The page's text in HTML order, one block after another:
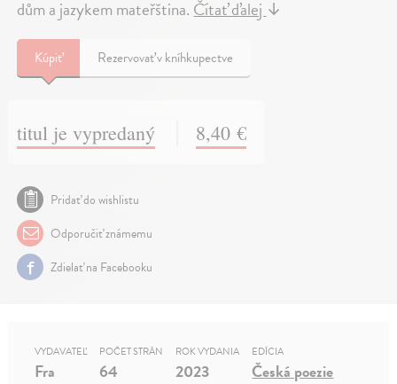
dům a jazykem mateřština.Čítať ďalej↓
Kúpiť Rezervovať v kníhkupectve
titul je vypredaný 8,40 €
Pridať do wishlistu
Odporučiť známemu
Zdielať na Facebooku
VYDAVATEĽ
Fra
POČET STRÁN
64
ROK VYDANIA
2023
EDÍCIA
Česká poezie